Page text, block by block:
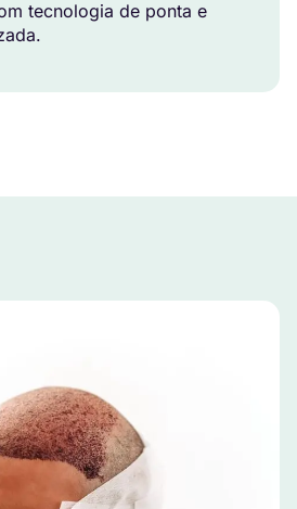
tecnologia de ponta e